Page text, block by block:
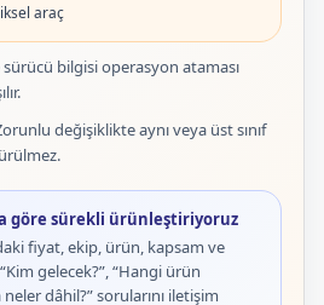
araç
sürücü bilgisi operasyon ataması
değişiklikte aynı veya üst sınıf
göre sürekli ürünleştiriyoruz
fiyat, ekip, ürün, kapsam ve
gelecek?”, “Hangi ürün
dâhil?” sorularını iletişim